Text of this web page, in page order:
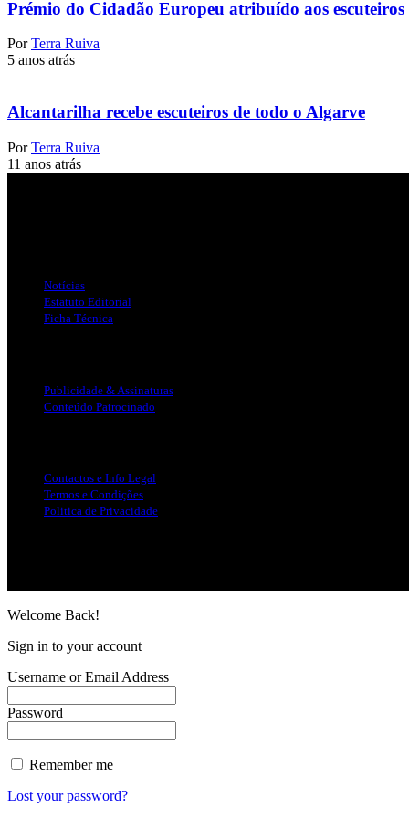
Prémio do Cidadão Europeu atribuído aos
Por Terra Ruiva
5 anos atrás
Alcantarilha recebe escuteiros de todo o Algarve
Por Terra Ruiva
11 anos atrás
Notícias
Estatuto Editorial
Ficha Técnica
Publicidade & Assinaturas
Conteúdo Patrocinado
Contactos e Info Legal
Termos e Condições
Politica de Privacidade
Welcome Back!
Sign in to your account
Username or Email Address
Password
Remember me
Lost your password?